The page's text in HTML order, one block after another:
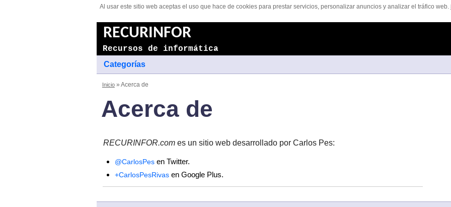
Al usar este sitio web aceptas el uso que hace de cookies para prestar servicios, personalizar anuncios y analizar el tráfico web.
RECURINFOR
Recursos de informática
Categorías
Inicio» Acerca de
Acerca de
RECURINFOR.comes un sitio web desarrollado por Carlos Pes:
@CarlosPes en Twitter.
+CarlosPesRivas en Google Plus.